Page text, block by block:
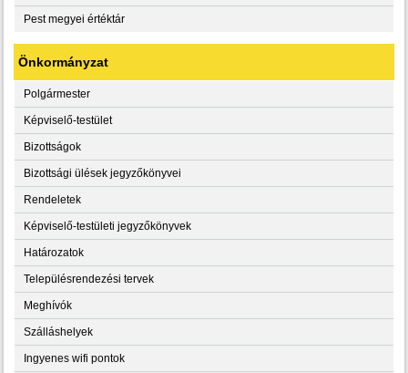
Pest megyei értéktár
Önkormányzat
Polgármester
Képviselő-testület
Bizottságok
Bizottsági ülések jegyzőkönyvei
Rendeletek
Képviselő-testületi jegyzőkönyvek
Határozatok
Településrendezési tervek
Meghívók
Szálláshelyek
Ingyenes wifi pontok